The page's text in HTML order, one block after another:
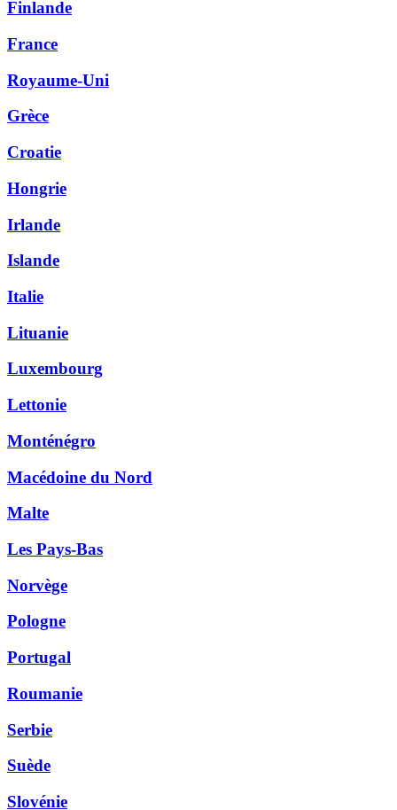
Finlande
France
Royaume-Uni
Grèce
Croatie
Hongrie
Irlande
Islande
Italie
Lituanie
Luxembourg
Lettonie
Monténégro
Macédoine du Nord
Malte
Les Pays-Bas
Norvège
Pologne
Portugal
Roumanie
Serbie
Suède
Slovénie